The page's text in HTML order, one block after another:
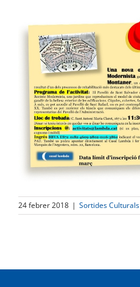
24 febrer 2018 | Sortides Culturals